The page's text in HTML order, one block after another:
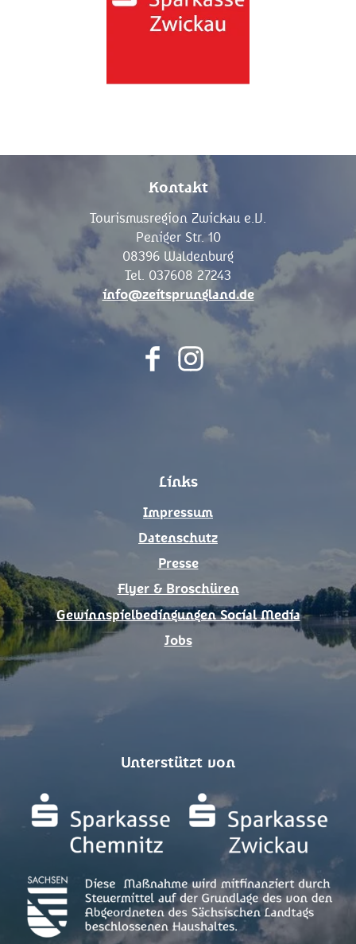
Kontakt
Tourismusregion Zwickau e.V.
Peniger Str. 10
08396 Waldenburg
Tel. 037608 27243
info@zeitsprungland.de
o
k
a
Links
Impressum
Datenschutz
Presse
Flyer & Broschüren
Gewinnspielbedingungen Social Media
Jobs
Unterstützt von